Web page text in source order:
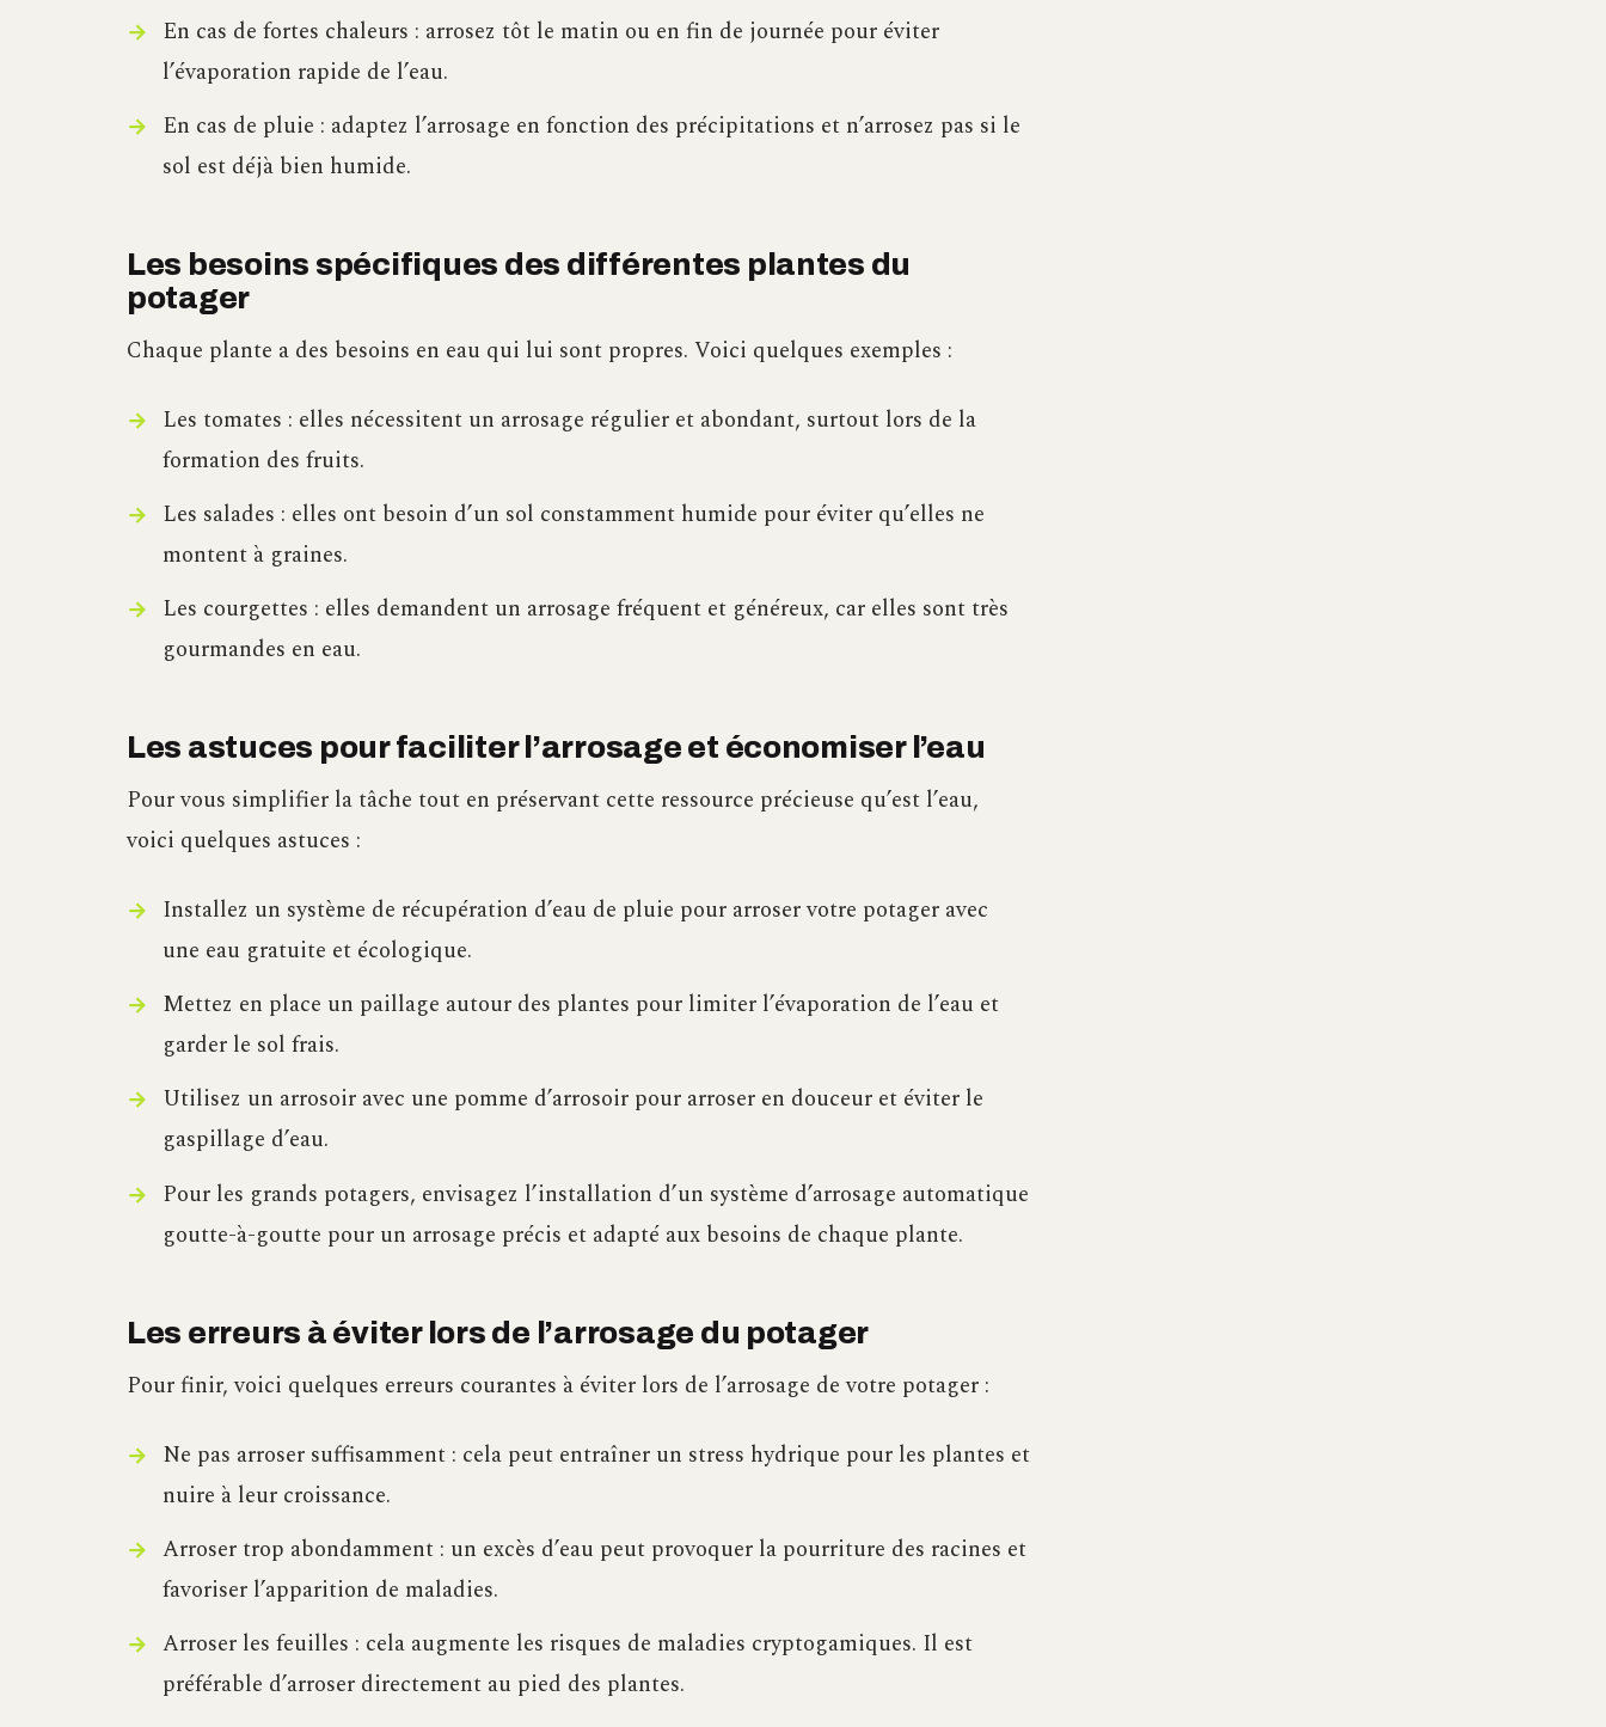
En cas de fortes chaleurs : arrosez tôt le matin ou en fin de journée pour éviter
l’évaporation rapide de l’eau.
En cas de pluie : adaptez l’arrosage en fonction des précipitations et n’arrosez pas si le
sol est déjà bien humide.
Les besoins spécifiques des différentes plantes du
potager
Chaque plante a des besoins en eau qui lui sont propres. Voici quelques exemples :
Les tomates : elles nécessitent un arrosage régulier et abondant, surtout lors de la
formation des fruits.
Les salades : elles ont besoin d’un sol constamment humide pour éviter qu’elles ne
montent à graines.
Les courgettes : elles demandent un arrosage fréquent et généreux, car elles sont très
gourmandes en eau.
Les astuces pour faciliter l’arrosage et économiser l’eau
Pour vous simplifier la tâche tout en préservant cette ressource précieuse qu’est l’eau,
voici quelques astuces :
Installez un système de récupération d’eau de pluie pour arroser votre potager avec
une eau gratuite et écologique.
Mettez en place un paillage autour des plantes pour limiter l’évaporation de l’eau et
garder le sol frais.
Utilisez un arrosoir avec une pomme d’arrosoir pour arroser en douceur et éviter le
gaspillage d’eau.
Pour les grands potagers, envisagez l’installation d’un système d’arrosage automatique
goutte-à-goutte pour un arrosage précis et adapté aux besoins de chaque plante.
Les erreurs à éviter lors de l’arrosage du potager
Pour finir, voici quelques erreurs courantes à éviter lors de l’arrosage de votre potager :
Ne pas arroser suffisamment : cela peut entraîner un stress hydrique pour les plantes et
nuire à leur croissance.
Arroser trop abondamment : un excès d’eau peut provoquer la pourriture des racines et
favoriser l’apparition de maladies.
Arroser les feuilles : cela augmente les risques de maladies cryptogamiques. Il est
préférable d’arroser directement au pied des plantes.